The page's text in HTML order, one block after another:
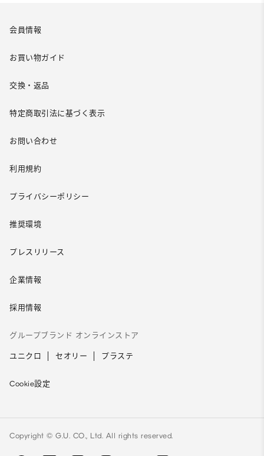
会員情報
お買い物ガイド
交換・返品
特定商取引法に基づく表示
お問い合わせ
利用規約
プライバシーポリシー
推奨環境
プレスリリース
企業情報
採用情報
グループブランド オンラインストア
ユニクロ セオリー プラステ
Cookie設定
Copyright © G.U. CO., Ltd. All rights reserved.